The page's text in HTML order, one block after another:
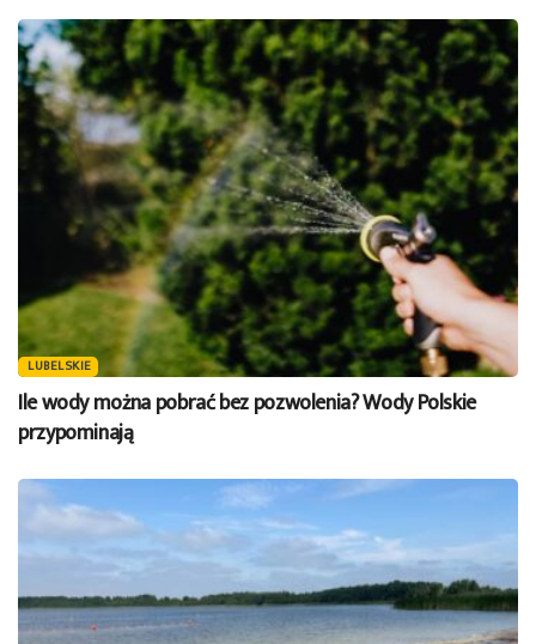
LUBELSKIE
Ile wody można pobrać bez pozwolenia? Wody Polskie
przypominają